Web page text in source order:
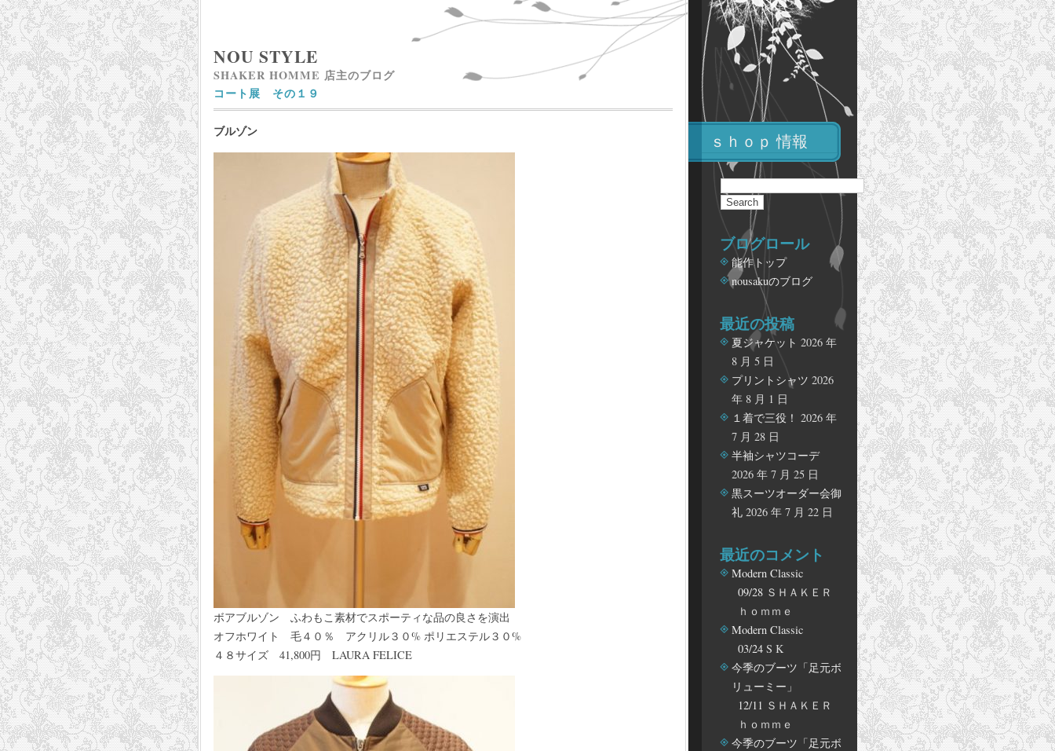
NOU STYLE
SHAKER HOMME 店主のブログ
コート展 その１９
ブルゾン
ボアブルゾン ふわもこ素材でスポーティな品の良さを演出
オフホワイト 毛４０％ アクリル３０% ポリエステル３０%
４８サイズ 41,800円 LAURA FELICE
ｓｈｏｐ 情報
ブログロール
能作トップ
nousakuのブログ
最近の投稿
夏ジャケット 2026 年
8 月 5 日
プリントシャツ 2026
年 8 月 1 日
１着で三役！ 2026 年
7 月 28 日
半袖シャツコーデ
2026 年 7 月 25 日
黒スーツオーダー会御
礼 2026 年 7 月 22 日
最近のコメント
Modern Classic
09/28 ＳＨＡＫＥＲ
ｈｏｍｍｅ
Modern Classic
03/24 S K
今季のブーツ「足元ボ
リューミー」
12/11 ＳＨＡＫＥＲ
ｈｏｍｍｅ
今季のブーツ「足元ボ